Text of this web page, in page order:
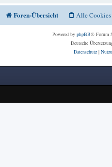
Foren-Übersicht Alle Cookies
Powered by phpBB® Forum
Deutsche
Datenschutz|